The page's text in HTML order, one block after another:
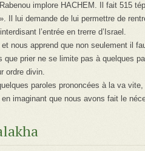
implore HACHEM. Il fait 515
Il lui demande de lui permettre de
l’entrée en trerre d’Israel.
nous apprend que non seulement il
que prier ne se limite pas à quelques
ordre divin.
paroles prononcées à la va
imaginant que nous avons fait le